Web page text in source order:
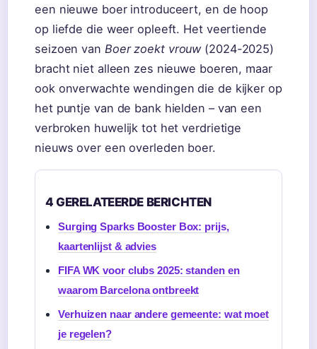
een nieuwe boer introduceert, en de hoop
op liefde die weer opleeft. Het veertiende
seizoen van Boer zoekt vrouw(2024-2025)
bracht niet alleen zes nieuwe boeren, maar
ook onverwachte wendingen die de kijker op
het puntje van de bank hielden – van een
verbroken huwelijk tot het verdrietige
nieuws over een overleden boer.
4 GERELATEERDE BERICHTEN
Surging Sparks Booster Box: prijs,
kaartenlijst & advies
FIFA WK voor clubs 2025: standen en
waarom Barcelona ontbreekt
Verhuizen naar andere gemeente: wat moet
je regelen?